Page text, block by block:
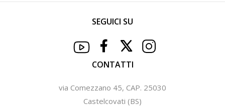
SEGUICI SU
CONTATTI
via Comezzano 45, CAP. 25030
Castelcovati (BS)